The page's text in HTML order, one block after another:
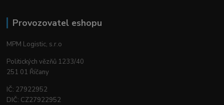
Provozovatel eshopu
MPM Logistic, s.r.o
Politických vězňů 1233/40
251 01 Říčany
IČ: 27922952
DIČ: CZ27922952